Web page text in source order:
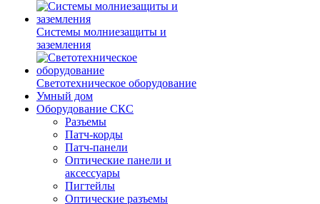
Системы молниезащиты и
заземления
Светотехническое оборудование
Умный дом
Оборудование СКС
Разъемы
Патч-корды
Патч-панели
Оптические панели и
аксессуары
Пигтейлы
Оптические разъемы